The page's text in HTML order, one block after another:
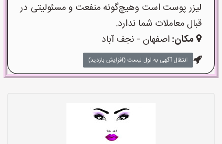
لیزر پوست است وهیچ‌گونه منفعت و مسئولیتی در
قبال معاملات شما ندارد.
مکان: اصفهان - نجف‌ آباد
انتقال آگهی به اول لیست (افزایش بازدید)